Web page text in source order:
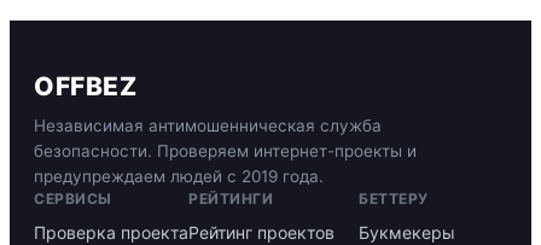
OFFBEZ
Независимая антимошенническая служба
безопасности. Проверяем интернет-проекты и
предупреждаем людей с 2019 года.
СЕРВИСЫ
Проверка проекта
РЕЙТИНГИ
Рейтинг проектов
БЕТТЕРУ
Букмекеры